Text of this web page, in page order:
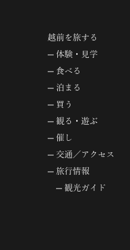
越前を旅する
体験・見学
食べる
泊まる
買う
観る・遊ぶ
催し
交通／アクセス
旅行情報
観光ガイド